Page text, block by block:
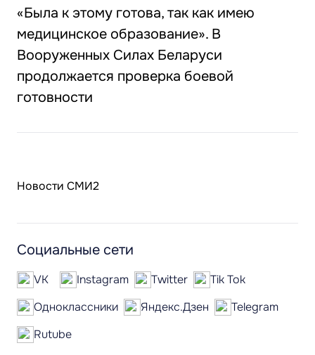
«Была к этому готова, так как имею
медицинское образование». В
Вооруженных Силах Беларуси
продолжается проверка боевой
готовности
Новости СМИ2
Социальные сети
VK Instagram Twitter
Tik Tok
Одноклассники
Яндекс.Дзен
Telegram
Rutube